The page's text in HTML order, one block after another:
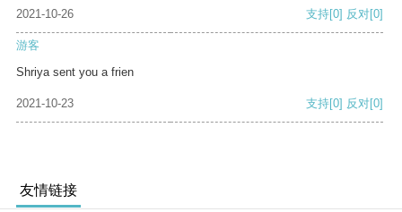
2021-10-26 支持[0] 反对[0]
游客
Shriya sent you a frien
2021-10-23 支持[0] 反对[0]
友情链接